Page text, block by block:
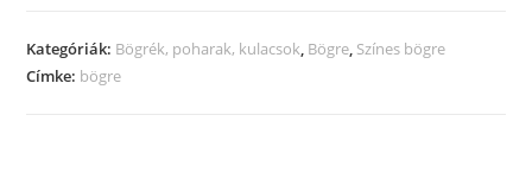
mennyiség
Kategóriák: Bögrék, poharak, kulacsok, Bögre, Színes bögre
Címke: bögre